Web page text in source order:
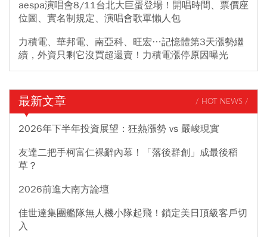
aespa演唱會8/11台北大巨蛋登場！開唱時間、票價座
位圖、實名制規定、演唱會歌單懶人包
力積電、華邦電、南亞科、旺宏…記憶體第3天漲勢繼
續，外資只剩它沒買超還賣！力積電漲停原因曝光
最新文章 / HOT NEWS /
2026年下半年投資展望：狂熱漲勢 vs 嚴峻現實
友達二把手柯富仁裸辭內幕！「落後群創」成最後稻
草？
2026前進大南方論壇
佳世達集團艦隊無人機小隊起飛！鎖定美日頂級客戶切
入